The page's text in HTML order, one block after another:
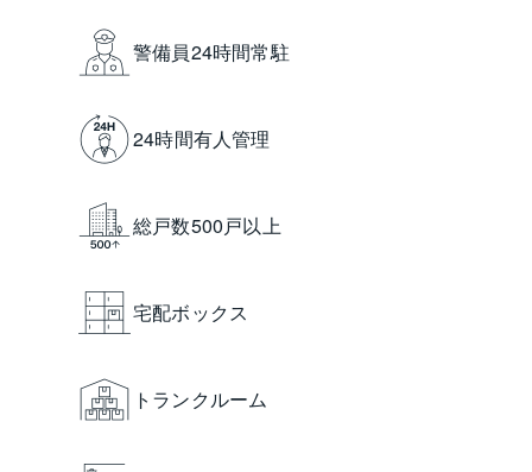
警備員24時間常駐
24時間有人管理
総戸数500戸以上
宅配ボックス
トランクルーム